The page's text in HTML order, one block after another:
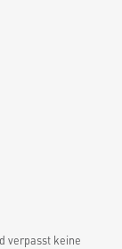
verpasst keine